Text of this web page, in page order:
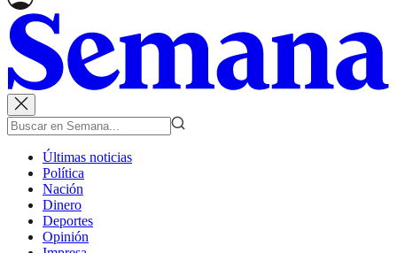
Últimas noticias
Política
Nación
Dinero
Deportes
Opinión